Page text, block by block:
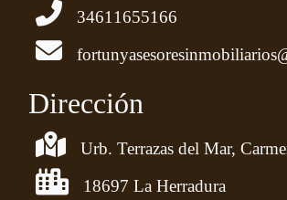
34611655166
Dirección
Urb. Terrazas del Mar,
18697 La Herradura